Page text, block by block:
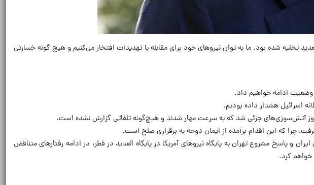
تخلیه شده بود. ما به توان نیروهای خود برای مقابله با تهدیدات افتخار می‌کنیم و هیچ گونه خسارتی
ادامه خواهیم داد.
اسرائیل هشدار داده بودیم.
آتش‌سوزی‌های جزئی شد که به سرعت مهار شدند و هیچ‌گونه تلفاتی گزارش نشده است.
چرا که این اقدام برآمده از ایمان دوحه به برقراری صلح است.
و پاسخ مشروع تهران به پایگاه نیروهای آمریکا در پایگاه العدید در قطر، در ادامه رفتارهای متناقض
خواهم کرد.